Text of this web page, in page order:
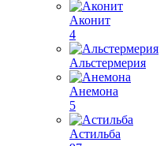
Аконит
4
Альстермерия
Анемона
5
Астильба